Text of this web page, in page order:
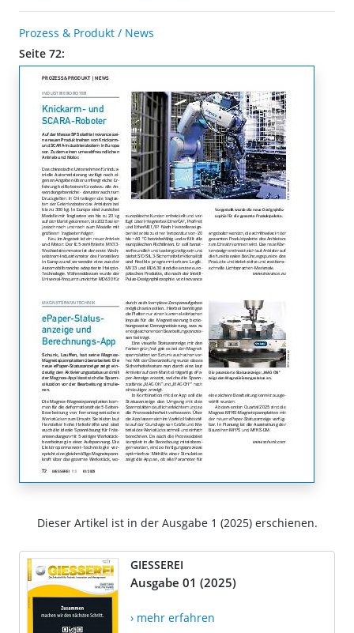
Prozess & Produkt / News
Seite 72:
Dieser Artikel ist in der Ausgabe 1 (2025) erschienen.
GIESSEREI
Ausgabe 01 (2025)
› mehr erfahren